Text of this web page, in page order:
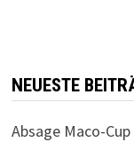
NEUESTE
Absage Maco-